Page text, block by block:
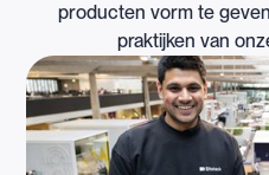
producten vorm te
praktijken van